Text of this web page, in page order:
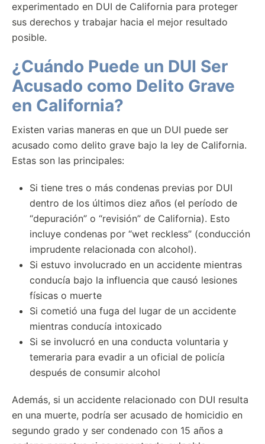
experimentado en DUI de California para proteger
sus derechos y trabajar hacia el mejor resultado
posible.
¿Cuándo Puede un DUI Ser
Acusado como Delito Grave
en California?
Existen varias maneras en que un DUI puede ser
acusado como delito grave bajo la ley de California.
Estas son las principales:
Si tiene tres o más condenas previas por DUI
dentro de los últimos diez años (el período de
“depuración” o “revisión” de California). Esto
incluye condenas por “wet reckless” (conducción
imprudente relacionada con alcohol).
Si estuvo involucrado en un accidente mientras
conducía bajo la influencia que causó lesiones
físicas o muerte
Si cometió una fuga del lugar de un accidente
mientras conducía intoxicado
Si se involucró en una conducta voluntaria y
temeraria para evadir a un oficial de policía
después de consumir alcohol
Además, si un accidente relacionado con DUI resulta
en una muerte, podría ser acusado de homicidio en
segundo grado y ser condenado con 15 años a